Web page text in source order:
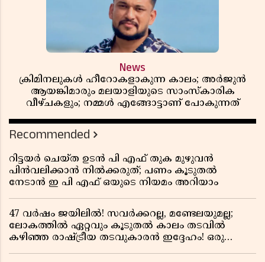
News
ക്രിമിനലുകൾ ഹീറോകളാകുന്ന കാലം; അർജുൻ
ആയങ്കിമാരും മലയാളിയുടെ സാംസ്കാരിക
വീഴ്ചകളും; നമ്മൾ എങ്ങോട്ടാണ് പോകുന്നത്
Recommended
റിട്ടയർ ചെയ്ത ഉടൻ പി എഫ് തുക മുഴുവൻ
പിൻവലിക്കാൻ നിൽക്കരുത്; പണം കൂടുതൽ
നേടാൻ ഇ പി എഫ് ഒയുടെ നിയമം അറിയാം
47 വർഷം ജയിലിൽ! സവർക്കറല്ല, മണ്ടേലയുമല്ല;
ലോകത്തിൽ ഏറ്റവും കൂടുതൽ കാലം തടവിൽ
കഴിഞ്ഞ രാഷ്ട്രീയ തടവുകാരൻ ഇദ്ദേഹം! ഒരു